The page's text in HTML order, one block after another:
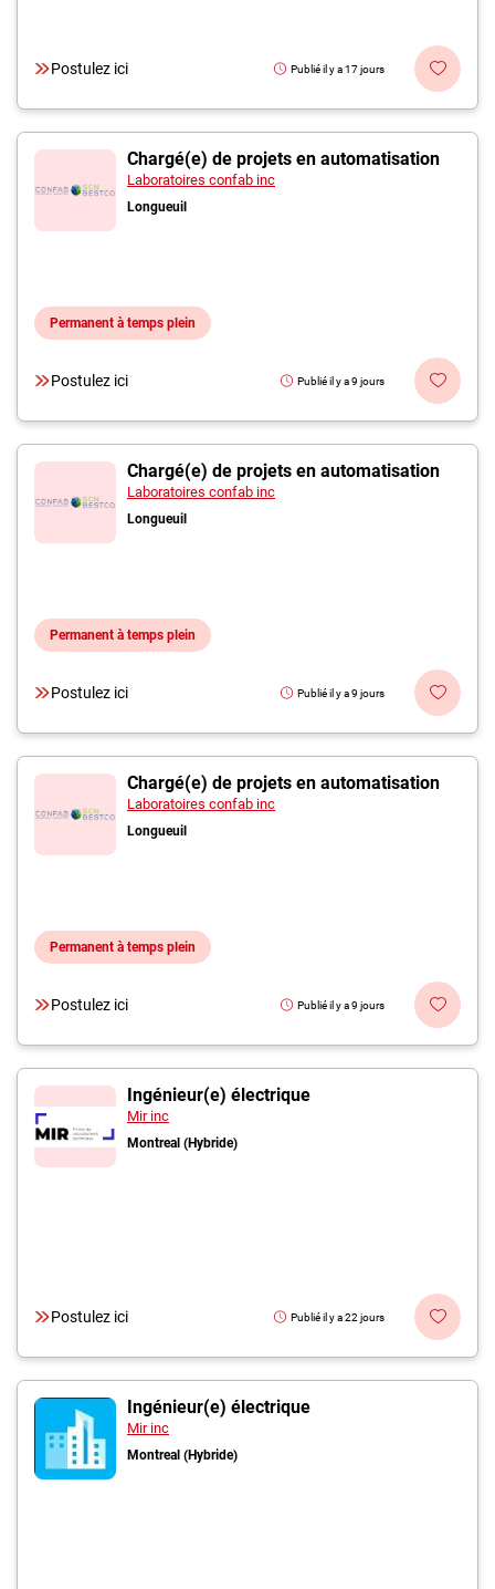
Postulez ici Publié il y a 17 jours
Chargé(e) de projets en automatisation
Laboratoires confab inc
Longueuil
Permanent à temps plein
Postulez ici Publié il y a 9 jours
Chargé(e) de projets en automatisation
Laboratoires confab inc
Longueuil
Permanent à temps plein
Postulez ici Publié il y a 9 jours
Chargé(e) de projets en automatisation
Laboratoires confab inc
Longueuil
Permanent à temps plein
Postulez ici Publié il y a 9 jours
Ingénieur(e) électrique
Mir inc
Montreal (Hybride)
Postulez ici Publié il y a 22 jours
Ingénieur(e) électrique
Mir inc
Montreal (Hybride)